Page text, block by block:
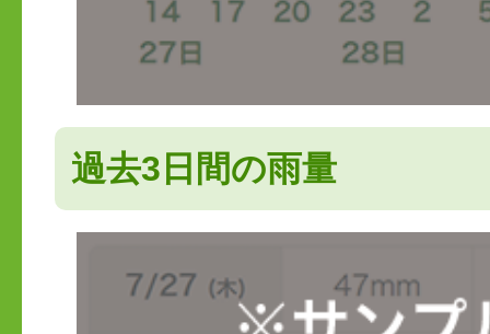
過去3日間の雨量